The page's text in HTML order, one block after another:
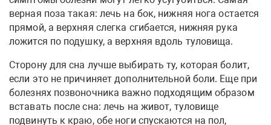
верная поза такая: лечь на бок, нижняя нога остается
прямой, а верхняя слегка сгибается, нижняя рука
ложится по подушку, а верхняя вдоль туловища.
Сторону для сна лучше выбирать ту, которая болит,
если это не причиняет дополнительной боли. Еще при
болезнях позвоночника важно подходящим образом
вставать после сна: лечь на живот, туловище
подвинуть к краю, обе ноги спускаются на пол,